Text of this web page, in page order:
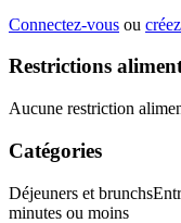
Connectez-vous ou
Restrictions
Aucune restriction
Catégories
Déjeuners et brunchs
minutes ou moins